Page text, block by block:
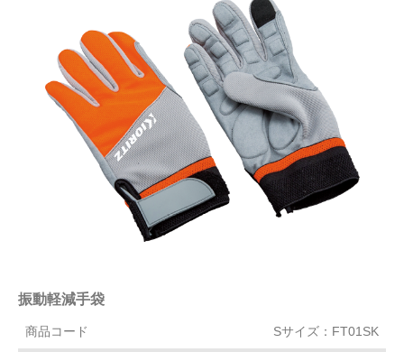
振動軽減手袋
商品コード Sサイズ：FT01SK